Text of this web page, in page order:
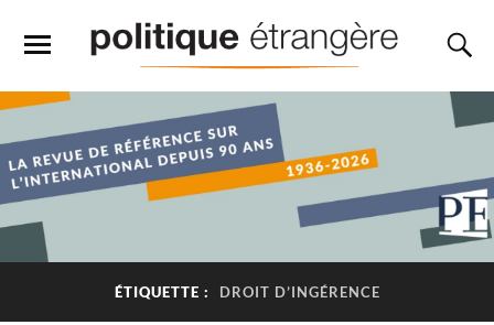
ÉTIQUETTE : DROIT D’INGÉRENCE